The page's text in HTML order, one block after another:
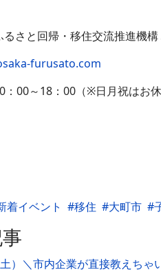
と回帰・移住交流推進機構
furusato.com
～18：00（※日月祝はお休
着イベント 移住 大町市
土）＼市内企業が直接教えち